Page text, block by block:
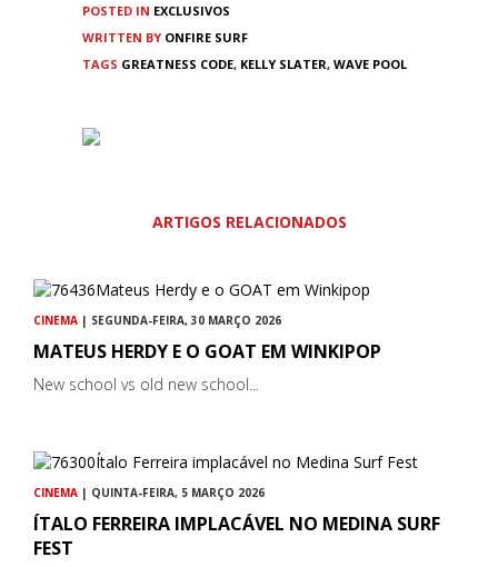
POSTED IN EXCLUSIVOS
WRITTEN BY ONFIRE SURF
TAGS GREATNESS CODE, KELLY SLATER, WAVE POOL
ARTIGOS RELACIONADOS
CINEMA | SEGUNDA-FEIRA, 30 MARÇO 2026
MATEUS HERDY E O GOAT EM WINKIPOP
New school vs old new school...
CINEMA | QUINTA-FEIRA, 5 MARÇO 2026
ÍTALO FERREIRA IMPLACÁVEL NO MEDINA SURF
FEST